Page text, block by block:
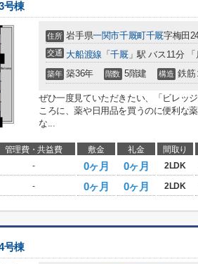
号棟
住所 岩手県一関市千厩町千厩字梅田
交通 大船渡線 「千厩」駅 バス11分
築年 築36年 階数 5階建 構造 鉄筋
ぜひ一度見ていただきたい、「ビレッ
ころに、薬や日用品を買うのに便利な
な...
管理費・共益費 敷金 礼金 間取り
- 0ヶ月 0ヶ月 2LDK
- 0ヶ月 0ヶ月 2LDK
号棟